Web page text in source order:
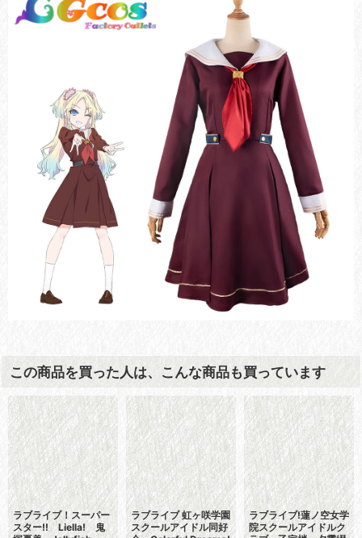
この商品を買った人は、こんな商品も買っています
ラブライブ！スーパー
スター!! Liella! 鬼
ラブライブ 虹ヶ咲学園
スクールアイドル同好
ラブライブ!蓮ノ空女学
院スクールアイドルク